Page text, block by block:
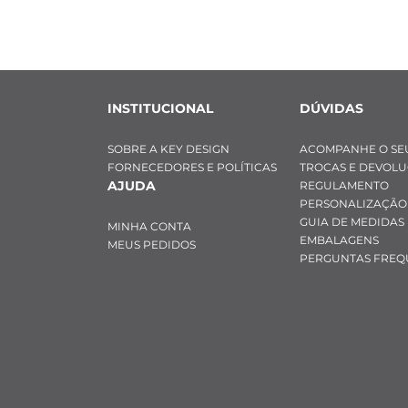
- Espessura: 1
- Material: Aço
considerada
do bem
O Olho
negativas
INSTITUCIONAL
SOBRE A KEY DESIGN
FORNECEDORES E POLÍTICAS
AJUDA
MINHA CONTA
MEUS PEDIDOS
DÚVIDAS
ACOMPANHE O
TROCAS E
REGULAMENTO
PERSONALIZAÇÃO
GUIA DE MEDIDAS
EMBALAGENS
PERGUNTAS